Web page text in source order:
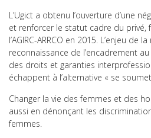
L’Ugict a obtenu l’ouverture d’une
et renforcer le statut cadre du privé,
l’AGIRC-ARRCO en 2015. L’enjeu de
reconnaissance de l’encadrement
des droits et garanties
échappent à l’alternative « se
Changer la vie des femmes et des
aussi en dénonçant les
femmes.